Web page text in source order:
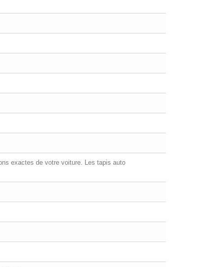
exactes de votre voiture. Les tapis auto